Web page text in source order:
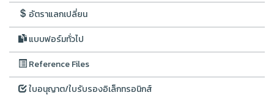
อัตราแลกเปลี่ยน
แบบฟอร์มทั่วไป
Reference Files
ใบอนุญาต/ใบรับรองอิเล็กทรอนิกส์